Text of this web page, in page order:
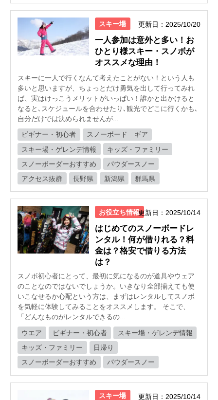
スキー場 更新日：2025/10/20
一人参加は意外と多い！お
ひとり様スキー・スノボが
オススメな理由！
スキーに一人で行くなんて考えたことがない！という人も
多いと思いますが、ちょっとだけ勇気を出して行ってみれ
ば、実はけっこうメリットがいっぱい！誰かと出かけると
なると､スケジュールを合わせたり､観光でどこに行くかも､
自分だけでは決められませんが...
ビギナー・初心者
スノーボード ギア
スキー場・ゲレンデ情報
キッズ・ファミリー
スノーボーダーおすすめ
パウダースノー
アクセス抜群
長野県 新潟県 群馬県
お役立ち情報更新日：2025/10/14
はじめてのスノーボードレ
ンタル！何が借りれる？料
金は？格安で借りる方法
は？
スノボ初心者にとって、最初に気になるのが道具やウェア
のことなのではないでしょうか。いきなり全部揃えても使
いこなせるか心配という方は、まずはレンタルしてスノボ
を気軽に体験してみることをオススメします。 そこで、
「どんなものがレンタルできるの...
ウエア ビギナー・初心者
スキー場・ゲレンデ情報
キッズ・ファミリー
日帰り
スノーボーダーおすすめ
パウダースノー
スキー場 更新日：2025/10/14